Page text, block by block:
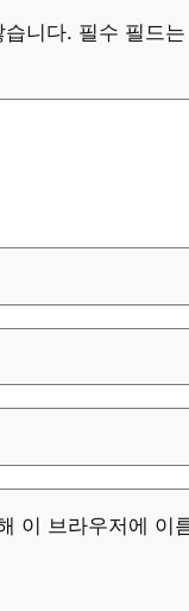
습니다. 필수 필드는
이 브라우저에 이